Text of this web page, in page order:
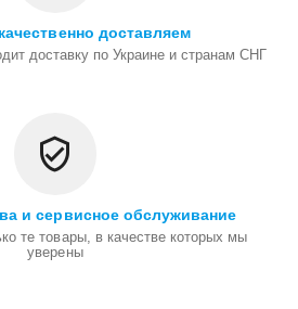
доставляем
доставку по Украине и странам СНГ
и сервисное обслуживание
те товары, в качестве которых мы
уверены